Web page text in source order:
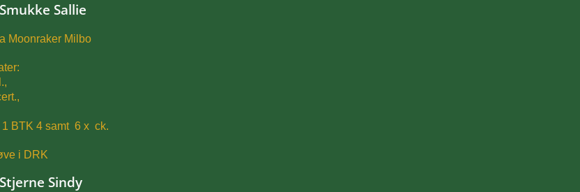
Sallie
Moonraker Milbo
1 BTK 4 samt 6 x ck.
i DRK
Sindy